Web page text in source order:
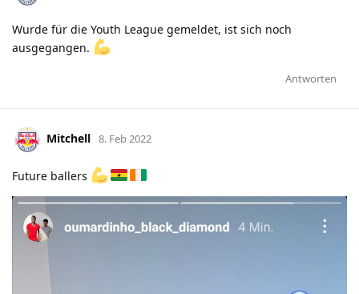
Wurde für die Youth League gemeldet, ist sich noch
ausgegangen.
Antworten
Mitchell 8. Feb 2022
Future ballers